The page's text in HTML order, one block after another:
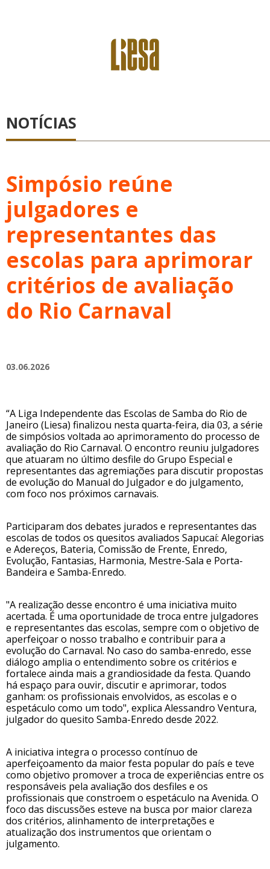
NOTÍCIAS
Simpósio reúne
julgadores e
representantes das
escolas para aprimorar
critérios de avaliação
do Rio Carnaval
03.06.2026
“A Liga Independente das Escolas de Samba do Rio de
Janeiro (Liesa) finalizou nesta quarta-feira, dia 03, a série
de simpósios voltada ao aprimoramento do processo de
avaliação do Rio Carnaval. O encontro reuniu julgadores
que atuaram no último desfile do Grupo Especial e
representantes das agremiações para discutir propostas
de evolução do Manual do Julgador e do julgamento,
com foco nos próximos carnavais.
Participaram dos debates jurados e representantes das
escolas de todos os quesitos avaliados Sapucaí: Alegorias
e Adereços, Bateria, Comissão de Frente, Enredo,
Evolução, Fantasias, Harmonia, Mestre-Sala e Porta-
Bandeira e Samba-Enredo.
"A realização desse encontro é uma iniciativa muito
acertada. É uma oportunidade de troca entre julgadores
e representantes das escolas, sempre com o objetivo de
aperfeiçoar o nosso trabalho e contribuir para a
evolução do Carnaval. No caso do samba-enredo, esse
diálogo amplia o entendimento sobre os critérios e
fortalece ainda mais a grandiosidade da festa. Quando
há espaço para ouvir, discutir e aprimorar, todos
ganham: os profissionais envolvidos, as escolas e o
espetáculo como um todo", explica Alessandro Ventura,
julgador do quesito Samba-Enredo desde 2022.
A iniciativa integra o processo contínuo de
aperfeiçoamento da maior festa popular do país e teve
como objetivo promover a troca de experiências entre os
responsáveis pela avaliação dos desfiles e os
profissionais que constroem o espetáculo na Avenida. O
foco das discussões esteve na busca por maior clareza
dos critérios, alinhamento de interpretações e
atualização dos instrumentos que orientam o
julgamento.